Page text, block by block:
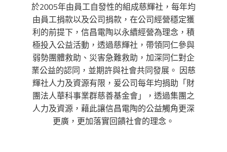
於2005年由員工自發性的組成慈輝社，每年均
由員工捐款以及公司捐款，在公司經營穩定獲
利的前提下，信昌電陶以永續經營為理念，積
極投入公益活動，透過慈輝社，帶領同仁參與
弱勢團體救助、災害急難救助，加深同仁對企
業公益的認同，並期許與社會共同發展。 因慈
輝社人力及資源有限，爰公司每年均捐助「財
團法人華科事業群慈善基金會」，透過集團之
人力及資源，藉此讓信昌電陶的公益觸角更深
更廣，更加落實回饋社會的理念。